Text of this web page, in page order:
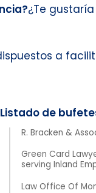
¿Te
a
R. Bracken &
Green Card
serving Inland
Law Office Of